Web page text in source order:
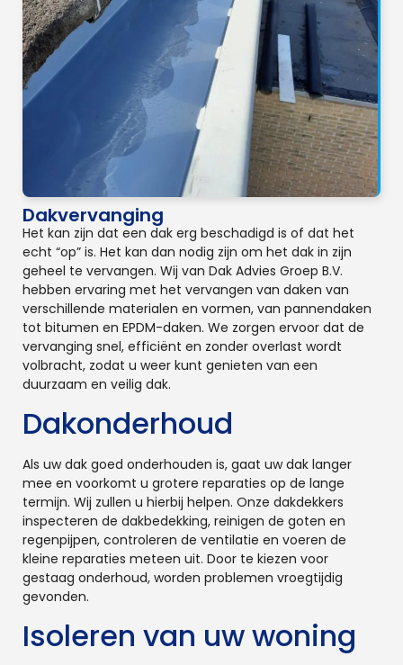
Dakvervanging
Het kan zijn dat een dak erg beschadigd is of dat het
echt “op” is. Het kan dan nodig zijn om het dak in zijn
geheel te vervangen. Wij van Dak Advies Groep B.V.
hebben ervaring met het vervangen van daken van
verschillende materialen en vormen, van pannendaken
tot bitumen en EPDM-daken. We zorgen ervoor dat de
vervanging snel, efficiënt en zonder overlast wordt
volbracht, zodat u weer kunt genieten van een
duurzaam en veilig dak.
Dakonderhoud
Als uw dak goed onderhouden is, gaat uw dak langer
mee en voorkomt u grotere reparaties op de lange
termijn. Wij zullen u hierbij helpen. Onze dakdekkers
inspecteren de dakbedekking, reinigen de goten en
regenpijpen, controleren de ventilatie en voeren de
kleine reparaties meteen uit. Door te kiezen voor
gestaag onderhoud, worden problemen vroegtijdig
gevonden.
Isoleren van uw woning